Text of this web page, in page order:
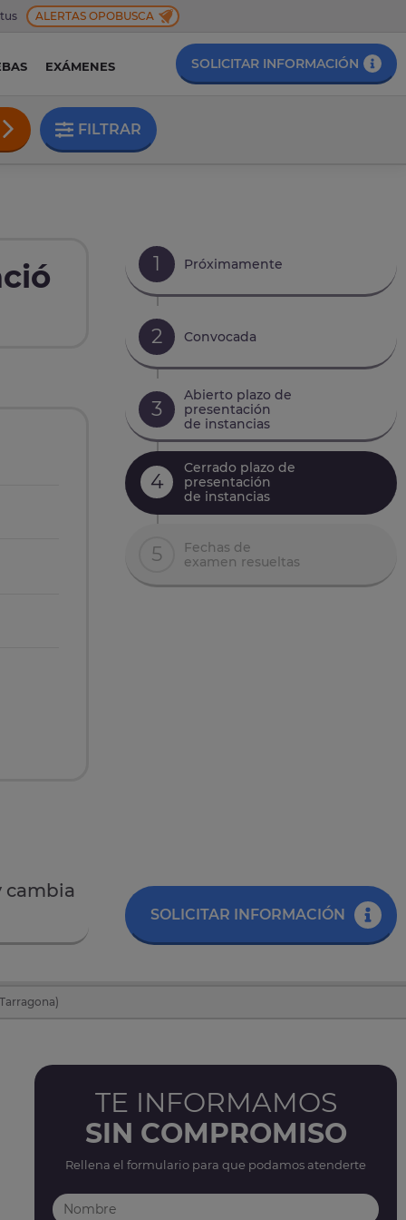
ALERTAS OPOBUSCA
EXÁMENES SOLICITAR INFORMACIÓN
FILTRAR
cambia
1 Próximamente
2 Convocada
3
Abierto plazo de
presentación
de instancias
4
Cerrado plazo de
presentación
de instancias
5
Fechas de
examen resueltas
SOLICITAR INFORMACIÓN
TE INFORMAMOS
SIN COMPROMISO
Rellena el formulario para que podamos atenderte